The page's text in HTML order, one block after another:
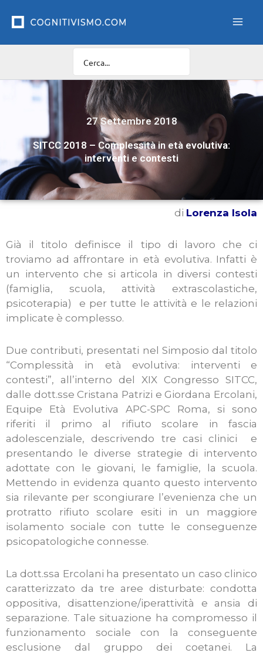
27 Settembre 2018
SITCC 2018 – Complessità in età evolutiva:
interventi e contesti
di Lorenza Isola
Già il titolo definisce il tipo di lavoro che ci
troviamo ad affrontare in età evolutiva. Infatti è
un intervento che si articola in diversi contesti
(famiglia, scuola, attività extrascolastiche,
psicoterapia) e per tutte le attività e le relazioni
implicate è complesso.
Due contributi, presentati nel Simposio dal titolo
“Complessità in età evolutiva: interventi e
contesti”, all’interno del XIX Congresso SITCC,
dalle dott.sse Cristana Patrizi e Giordana Ercolani,
Equipe Età Evolutiva APC-SPC Roma, si sono
riferiti il primo al rifiuto scolare in fascia
adolescenziale, descrivendo tre casi clinici e
presentando le diverse strategie di intervento
adottate con le giovani, le famiglie, la scuola.
Mettendo in evidenza quanto questo intervento
sia rilevante per scongiurare l’evenienza che un
protratto rifiuto scolare esiti in un maggiore
isolamento sociale con tutte le conseguenze
psicopatologiche connesse.
La dott.ssa Ercolani ha presentato un caso clinico
caratterizzato da tre aree disturbate: condotta
oppositiva, disattenzione/iperattività e ansia di
separazione. Tale situazione ha compromesso il
funzionamento sociale con la conseguente
esclusione dal gruppo dei coetanei. La